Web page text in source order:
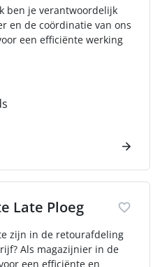
ben je verantwoordelijk
en de coördinatie van ons
een efficiënte werking
Late Ploeg
zijn in de retourafdeling
Als magazijnier in de
een efficiënte en